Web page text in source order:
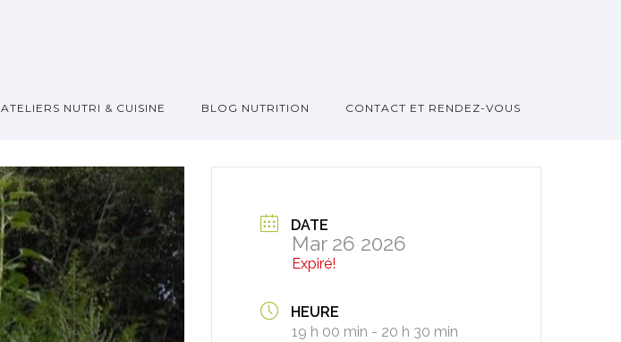
ATELIERS NUTRI & CUISINE BLOG NUTRITION CONTACT ET RENDEZ-VOUS
DATE
Mar 26 2026
Expiré!
HEURE
19 h 00 min - 20 h 30 min